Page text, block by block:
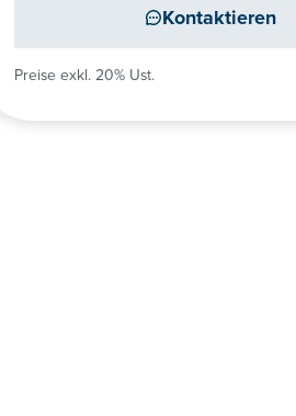
Kontaktieren
Preise exkl. 20% Ust.